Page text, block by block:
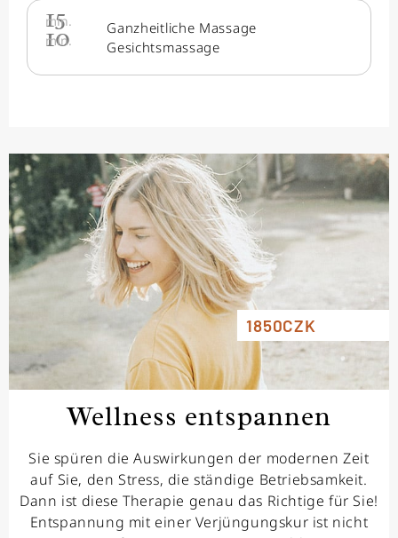
15
min. Ganzheitliche Massage
10
min. Gesichtsmassage
1850CZK
Wellness entspannen
Sie spüren die Auswirkungen der modernen Zeit
auf Sie, den Stress, die ständige Betriebsamkeit.
Dann ist diese Therapie genau das Richtige für Sie!
Entspannung mit einer Verjüngungskur ist nicht